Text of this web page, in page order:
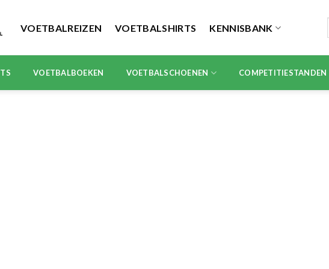
VOETBALREIZEN VOETBALSHIRTS KENNISBANK
VOETBALBOEKEN VOETBALSCHOENEN COMPETITIESTANDEN